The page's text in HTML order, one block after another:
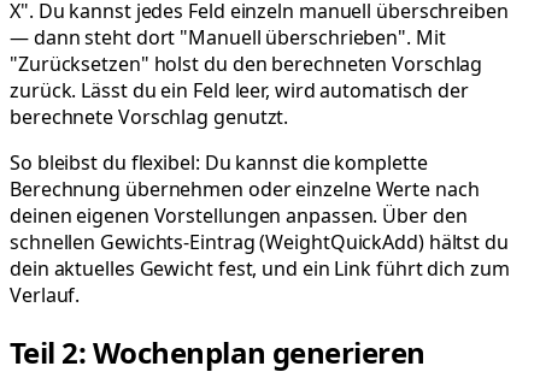
X". Du kannst jedes Feld einzeln manuell überschreiben
— dann steht dort "Manuell überschrieben". Mit
"Zurücksetzen" holst du den berechneten Vorschlag
zurück. Lässt du ein Feld leer, wird automatisch der
berechnete Vorschlag genutzt.
So bleibst du flexibel: Du kannst die komplette
Berechnung übernehmen oder einzelne Werte nach
deinen eigenen Vorstellungen anpassen. Über den
schnellen Gewichts-Eintrag (WeightQuickAdd) hältst du
dein aktuelles Gewicht fest, und ein Link führt dich zum
Verlauf.
Teil 2: Wochenplan generieren